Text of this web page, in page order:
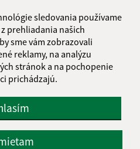
sledovania používame
prehliadania našich
sme vám zobrazovali
reklamy, na analýzu
stránok a na pochopenie
prichádzajú.
697 01 90